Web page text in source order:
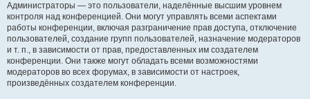
Администраторы — это пользователи, наделённые высшим уровнем
контроля над конференцией. Они могут управлять всеми аспектами
работы конференции, включая разграничение прав доступа, отключение
пользователей, создание групп пользователей, назначение модераторов
и т. п., в зависимости от прав, предоставленных им создателем
конференции. Они также могут обладать всеми возможностями
модераторов во всех форумах, в зависимости от настроек,
произведённых создателем конференции.